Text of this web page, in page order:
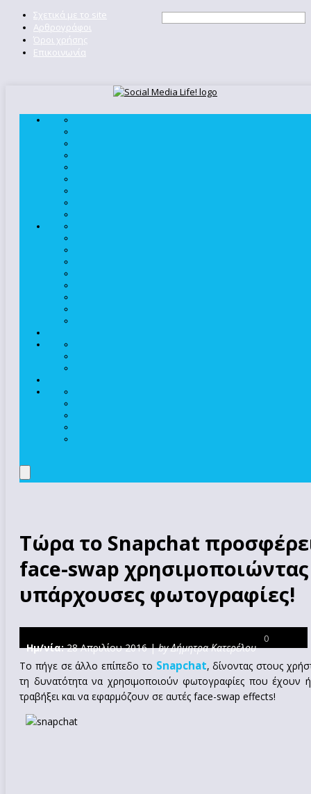
Σχετικά με το site
Αρθρογράφοι
Όροι χρήσης
Επικοινωνία
Τώρα το Snapchat
face-swap χρησιμοποιώντας
υπάρχουσες φωτογραφίες!
Ημ/νία:28 Απριλίου 2016 |by Δήμητρα Κατερέλου
0
Το πήγε σε άλλο επίπεδο το Snapchat, δίνοντας στους
τη δυνατότητα να χρησιμοποιούν φωτογραφίες που έχουν
τραβήξει και να εφαρμόζουν σε αυτές face-swap effects!